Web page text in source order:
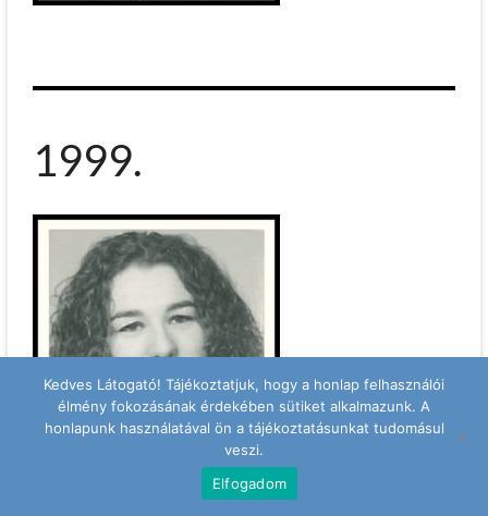
1999.
Kedves Látogató! Tájékoztatjuk, hogy a honlap felhasználói
élmény fokozásának érdekében sütiket alkalmazunk. A
honlapunk használatával ön a tájékoztatásunkat tudomásul
veszi.
Elfogadom